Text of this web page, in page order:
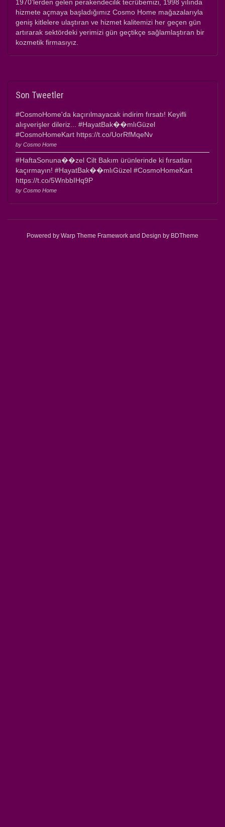
1970’lerden gelen perakendecilik tecrübemizi, 1998 yılında
hizmete açmaya başladığımız Cosmo Home mağazalarıyla
geniş kitlelere ulaştıran ve hizmet kalitemizi her geçen gün
artırarak sektördeki yerimizi gün geçtikçe sağlamlaştıran bir
kozmetik firmasıyız.
Son Tweetler
#CosmoHome'da kaçırılmayacak indirim fırsatı! Keyifli
alışverişler dileriz... #HayatBak��mlıGüzel
#CosmoHomeKart https://t.co/UorRfMqeNv
by Cosmo Home
#HaftaSonuna��zel Cilt Bakım ürünlerinde ki fırsatları
kaçırmayın! #HayatBak��mlıGüzel #CosmoHomeKart
https://t.co/5WnbbIHq9P
by Cosmo Home
Powered by Warp Theme Framework and Design by BDTheme